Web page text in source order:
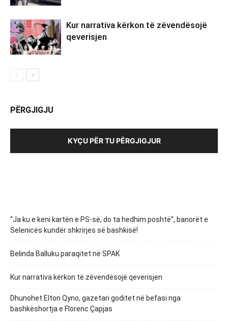
Kur narrativa kërkon të zëvendësojë
qeverisjen
PËRGJIGJU
KYÇU PËR TU PËRGJIGJUR
“Ja ku e keni kartën e PS-së, do ta hedhim poshtë”, banorët e
Selenicës kundër shkrirjes së bashkisë!
Belinda Balluku paraqitet në SPAK
Kur narrativa kërkon të zëvendësojë qeverisjen
Dhunohet Elton Qyno, gazetari goditet në befasi nga
bashkëshortja e Florenc Çapjas